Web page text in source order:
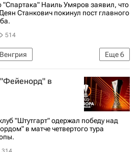
"Спартака" Наиль Умяров заявил, что
Станкович покинул пост главного
514
Еще6
Венгрия
Наиль Умяров
Лацио
России по футболу)
в
"Штутгарт" одержал победу над
в матче четвертого тура